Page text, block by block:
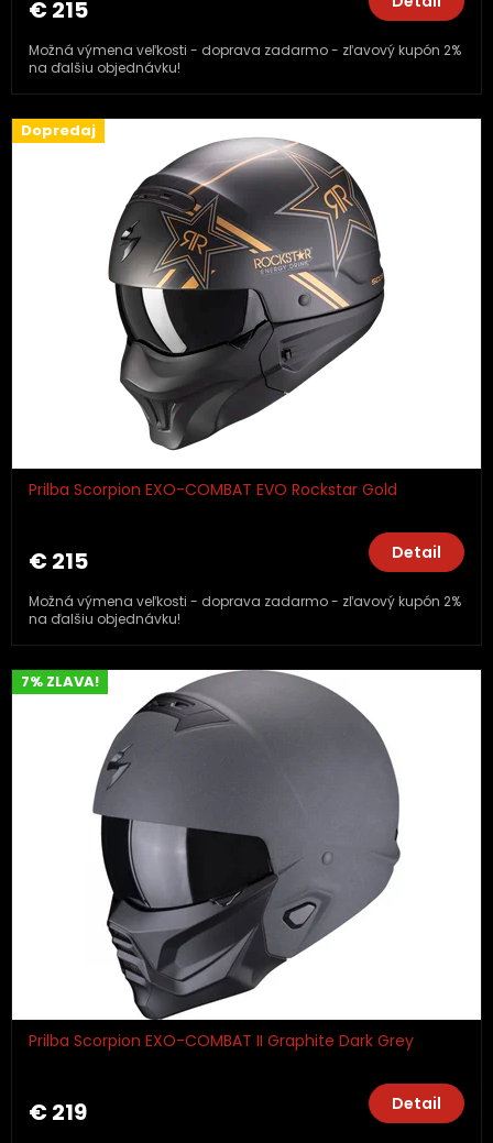
€ 215
Možná výmena veľkosti - doprava zadarmo - zľavový kupón 2%
na ďalšiu objednávku!
Dopredaj
Prilba Scorpion EXO-COMBAT EVO Rockstar Gold
€ 215 Detail
Možná výmena veľkosti - doprava zadarmo - zľavový kupón 2%
na ďalšiu objednávku!
7% ZLAVA!
Prilba Scorpion EXO-COMBAT II Graphite Dark Grey
€ 219 Detail